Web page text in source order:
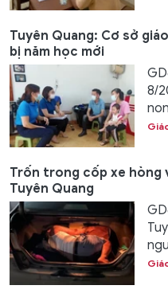
Tuyên Quang: Cơ sở
bị năm học mới
8/
Trốn trong cốp xe hòng
Tuyên Quang